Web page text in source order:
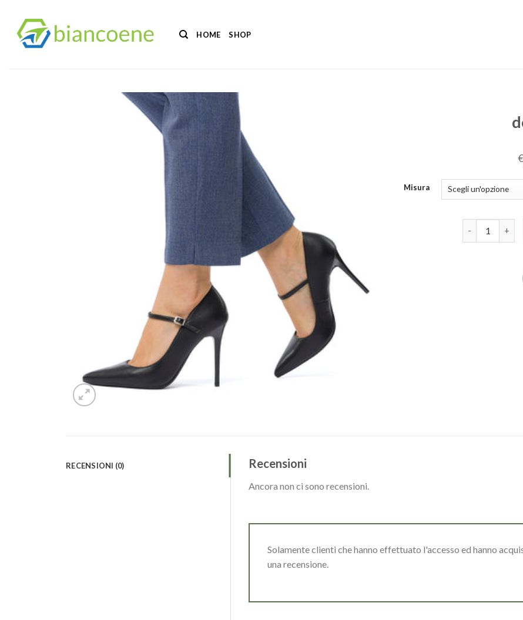
contenuti
HOME SHOP
Misura
RECENSIONI (0) Recensioni
Ancora non ci sono recensioni.
Solamente clienti che hanno effettuato l'accesso ed hanno
una recensione.